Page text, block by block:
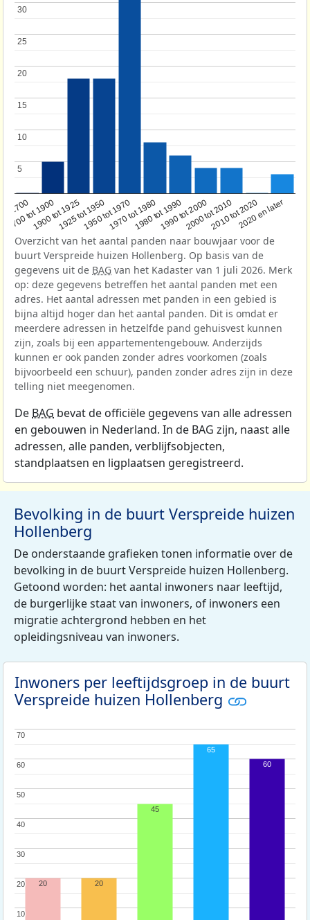
1700
1700 tot 1900
1900 tot 19251925 tot 19501950 tot 19701970 tot 19801980 tot 19901990 tot 20002000 tot 20102010 tot 20202020 en later
5
5
10
10
15
15
20
20
25
25
30
30
Overzicht van het aantal panden naar bouwjaar voor de
buurt Verspreide huizen Hollenberg. Op basis van de
gegevens uit de BAG van het Kadaster van 1 juli 2026. Merk
op: deze gegevens betreffen het aantal panden met een
adres. Het aantal adressen met panden in een gebied is
bijna altijd hoger dan het aantal panden. Dit is omdat er
meerdere adressen in hetzelfde pand gehuisvest kunnen
zijn, zoals bij een appartementengebouw. Anderzijds
kunnen er ook panden zonder adres voorkomen (zoals
bijvoorbeeld een schuur), panden zonder adres zijn in deze
telling niet meegenomen.
De BAG bevat de officiële gegevens van alle adressen
en gebouwen in Nederland. In de BAG zijn, naast alle
adressen, alle panden, verblijfsobjecten,
standplaatsen en ligplaatsen geregistreerd.
Bevolking in de buurt Verspreide huizen
Hollenberg
De onderstaande grafieken tonen informatie over de
bevolking in de buurt Verspreide huizen Hollenberg.
Getoond worden: het aantal inwoners naar leeftijd,
de burgerlijke staat van inwoners, of inwoners een
migratie achtergrond hebben en het
opleidingsniveau van inwoners.
Inwoners per leeftijdsgroep in de buurt
Verspreide huizen Hollenberg
10
10
20
20
30
30
40
40
50
50
60
60
70
70
20 20
45
65
60